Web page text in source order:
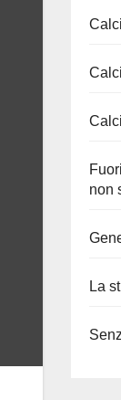
non
La